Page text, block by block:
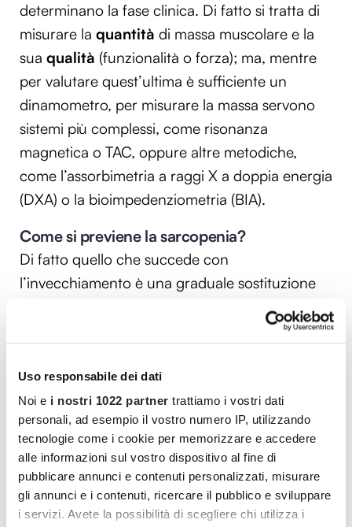
Uso responsabile dei dati
Noi e i nostri 1022 partner trattiamo i vostri dati
personali, ad esempio il vostro numero IP, utilizzando
tecnologie come i cookie per memorizzare e accedere
alle informazioni sul vostro dispositivo al fine di
pubblicare annunci e contenuti personalizzati, misurare
gli annunci e i contenuti, ricercare il pubblico e sviluppare
i servizi. Avete la possibilità di scegliere chi utilizza i
determinano la fase clinica. Di fatto si tratta di
misurare la quantità di massa muscolare e la
sua qualità (funzionalità o forza); ma, mentre
per valutare quest’ultima è sufficiente un
dinamometro, per misurare la massa servono
sistemi più complessi, come risonanza
magnetica o TAC, oppure altre metodiche,
come l’assorbimetria a raggi X a doppia energia
(DXA) o la bioimpedenziometria (BIA).
Come si previene la sarcopenia?
Di fatto quello che succede con
l’invecchiamento è una graduale sostituzione
della massa magra (muscolo) con massa grassa
Molti fattori sono alla base della
ancheinfiammatorie persino alcune malattie,
come molti tumori specie nell’area dello
stomaco e del collo, odismetabolismiche
riducono la capacità di inibire la scissione delle
proteine dopo i pasti e aumentano il consumo
di aminoacidi da parte del fegato e del tubo
digerente, riducendo la quantità destinata alla